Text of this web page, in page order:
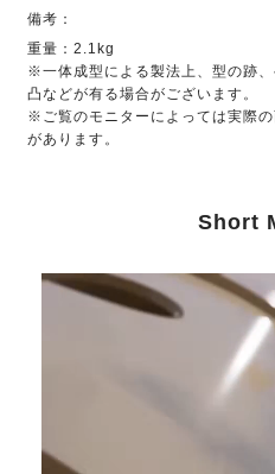
備考：
重量：2.1kg
※一体成型による製法上、型の跡
凸などが有る場合がございます。
※ご覧のモニターによっては実際
があります。
Short